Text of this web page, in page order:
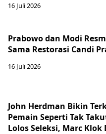
16 Juli 2026
Prabowo dan Modi
Sama Restorasi Candi
16 Juli 2026
John Herdman Bikin
Pemain Seperti Tak
Lolos Seleksi, Marc Klok